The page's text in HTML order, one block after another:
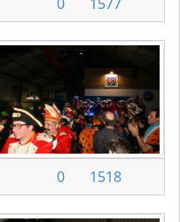
0 1518